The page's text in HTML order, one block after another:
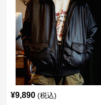
¥9,890 (税込)